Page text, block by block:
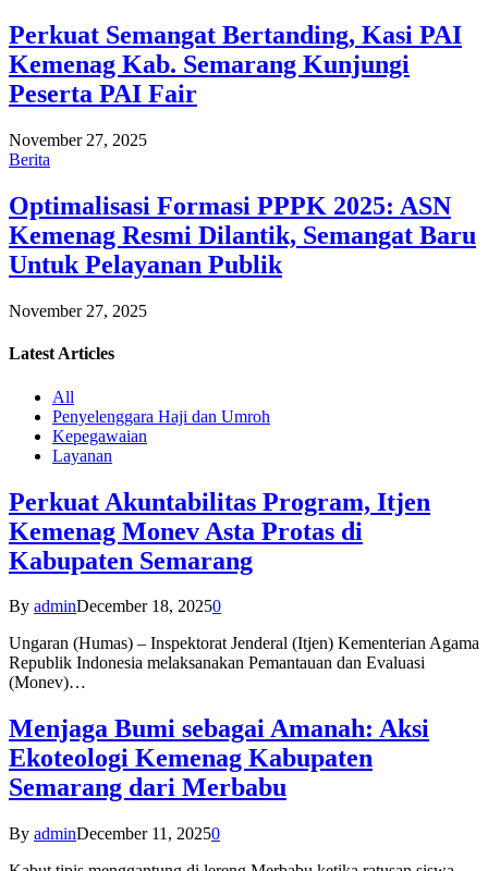
Perkuat Semangat Bertanding, Kasi PAI
Kemenag Kab. Semarang Kunjungi
Peserta PAI Fair
November 27, 2025
Berita
Optimalisasi Formasi PPPK 2025: ASN
Kemenag Resmi Dilantik, Semangat Baru
Untuk Pelayanan Publik
November 27, 2025
Latest Articles
All
Penyelenggara Haji dan Umroh
Kepegawaian
Layanan
Perkuat Akuntabilitas Program, Itjen
Kemenag Monev Asta Protas di
Kabupaten Semarang
By adminDecember 18, 20250
Ungaran (Humas) – Inspektorat Jenderal (Itjen) Kementerian Agama
Republik Indonesia melaksanakan Pemantauan dan Evaluasi
(Monev)…
Menjaga Bumi sebagai Amanah: Aksi
Ekoteologi Kemenag Kabupaten
Semarang dari Merbabu
By adminDecember 11, 20250